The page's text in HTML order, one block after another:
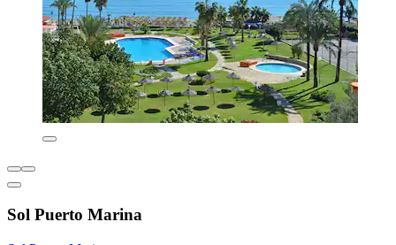
Sol Puerto Marina